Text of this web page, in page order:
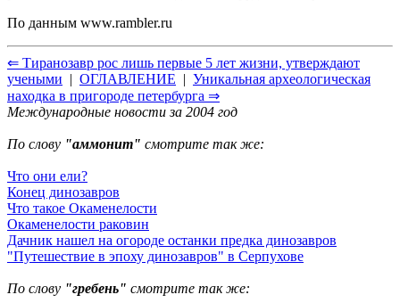
По данным www.rambler.ru
⇐ Тиранозавр рос лишь первые 5 лет жизни, утверждают
учеными | ОГЛАВЛЕНИЕ | Уникальная археологическая
находка в пригороде петербурга ⇒
Международные новости за 2004 год
По слову "аммонит" смотрите так же:
Что они ели?
Конец динозавров
Что такое Окаменелости
Окаменелости раковин
Дачник нашел на огороде останки предка динозавров
"Путешествие в эпоху динозавров" в Серпухове
По слову "гребень" смотрите так же: